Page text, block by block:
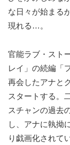
な日々が始まる
現れる…。
官能ラブ・スト
レイ」の続編「
再会したアナと
スタートする。
スチャンの過去
し、アナに執拗
り戯画化されて